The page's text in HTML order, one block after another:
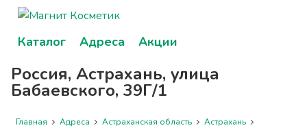
Каталог Адреса Акции
Россия, Астрахань, улица
Бабаевского, 39Г/1
Главная Адреса Астраханская область
Астрахань